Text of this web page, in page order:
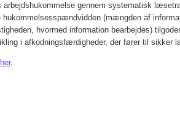
gennem systematisk
hukommelsesspændvidden (mængden af
hvormed information bearbejdes)
i afkodningsfærdigheder, der fører til sikker
.